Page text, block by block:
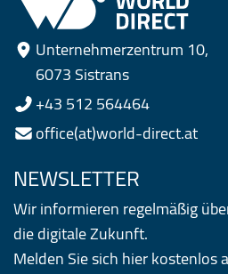
Unternehmerzentrum 10,
6073 Sistrans
+43 512 564464
office(at)world-direct.at
NEWSLETTER
Wir informieren regelmäßig
die digitale Zukunft.
Melden Sie sich hier kostenlos